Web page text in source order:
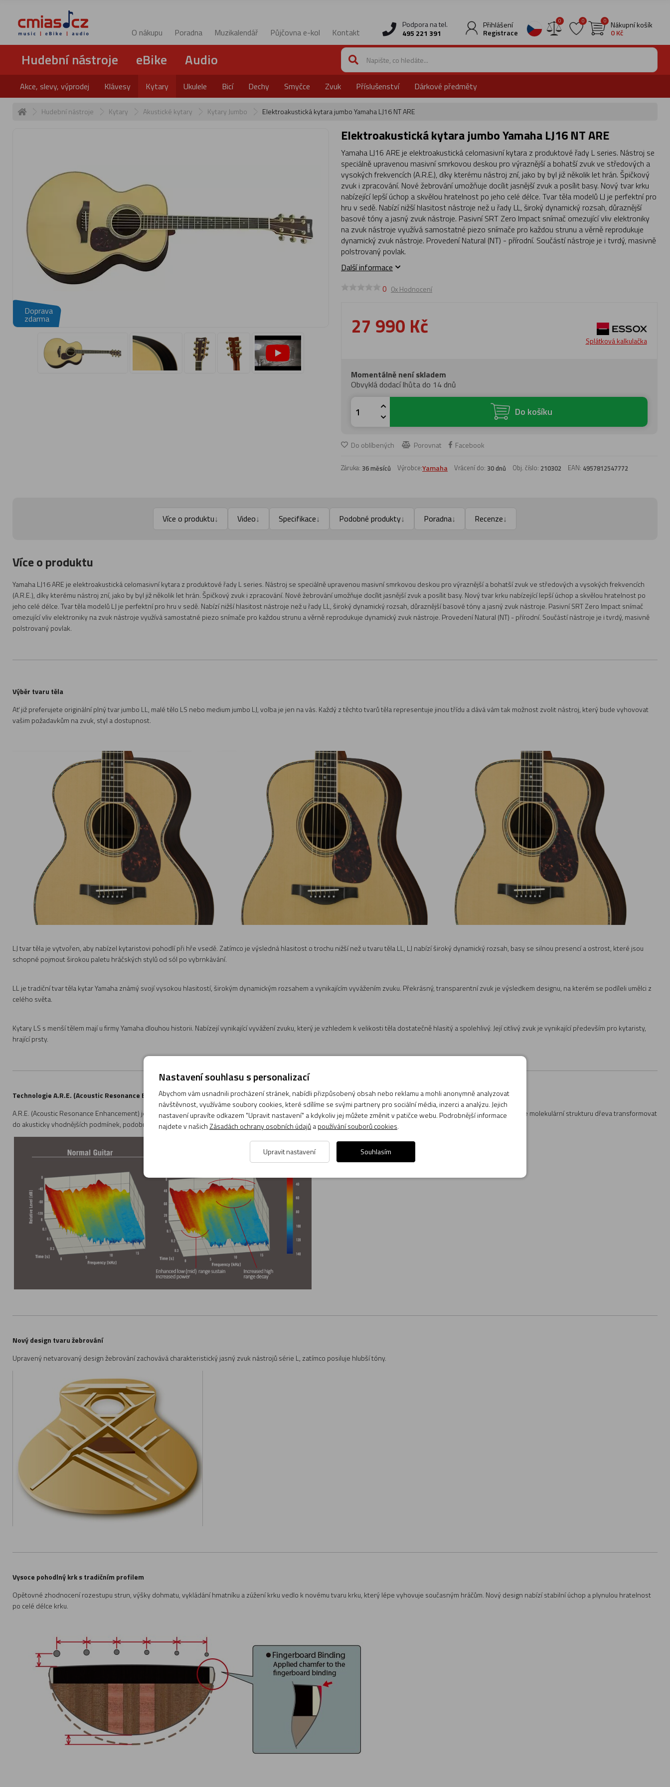
O nákupu Poradna Muzikalendář Půjčovna e-kol Kontakt
Podpora na tel.
495 221 391
Přihlášení
Registrace
0 0 Nákupní košík
0 Kč
0
Hudební nástroje eBike Audio
Akce, slevy, výprodej Klávesy Kytary Ukulele Bicí Dechy Smyčce Zvuk Příslušenství Dárkové předměty
Hudební nástroje Kytary Akustické kytary Kytary Jumbo Elektroakustická kytara jumbo Yamaha LJ16 NT ARE
Doprava
zdarma
Elektroakustická kytara jumbo Yamaha LJ16 NT ARE
Yamaha LJ16 ARE je elektroakustická celomasivní kytara z produktové řady L series. Nástroj se
speciálně upravenou masivní smrkovou deskou pro výraznější a bohatší zvuk ve středových a
vysokých frekvencích (A.R.E.), díky kterému nástroj zní, jako by byl již několik let hrán. Špičkový
zvuk i zpracování. Nové žebrování umožňuje docílit jasnější zvuk a posílit basy. Nový tvar krku
nabízející lepší úchop a skvělou hratelnost po jeho celé délce. Tvar těla modelů LJ je perfektní pro
hru v sedě. Nabízí nižší hlasitost nástroje než u řady LL, široký dynamický rozsah, důraznější
basové tóny a jasný zvuk nástroje. Pasivní SRT Zero Impact snímač omezující vliv elektroniky
na zvuk nástroje využívá samostatné piezo snímače pro každou strunu a věrně reprodukuje
dynamický zvuk nástroje. Provedení Natural (NT) - přírodní. Součástí nástroje je i tvrdý, masivně
polstrovaný povlak.
Další informace
0 0x Hodnocení
27 990 Kč
Splátková kalkulačka
Momentálně není skladem
Obvyklá dodací lhůta do 14 dnů
Do košíku
Do oblíbených Porovnat Facebook
Záruka: 36 měsíců Výrobce:Yamaha Vrácení do: 30 dnů Obj. číslo: 210302 EAN: 4957812547772
Více o produktu↓ Video↓ Specifikace↓ Podobné produkty↓ Poradna↓ Recenze↓
Více o produktu
Yamaha LJ16 ARE je elektroakustická celomasivní kytara z produktové řady L series. Nástroj se speciálně upravenou masivní smrkovou deskou pro výraznější a bohatší zvuk ve středových a vysokých frekvencích
(A.R.E.), díky kterému nástroj zní, jako by byl již několik let hrán. Špičkový zvuk i zpracování. Nové žebrování umožňuje docílit jasnější zvuk a posílit basy. Nový tvar krku nabízející lepší úchop a skvělou hratelnost po
jeho celé délce. Tvar těla modelů LJ je perfektní pro hru v sedě. Nabízí nižší hlasitost nástroje než u řady LL, široký dynamický rozsah, důraznější basové tóny a jasný zvuk nástroje. Pasivní SRT Zero Impact snímač
omezující vliv elektroniky na zvuk nástroje využívá samostatné piezo snímače pro každou strunu a věrně reprodukuje dynamický zvuk nástroje. Provedení Natural (NT) - přírodní. Součástí nástroje je i tvrdý, masivně
polstrovaný povlak.
Výběr tvaru těla
Ať již preferujete originální plný tvar jumbo LL, malé tělo LS nebo medium jumbo LJ, volba je jen na vás. Každý z těchto tvarů těla representuje jinou třídu a dává vám tak možnost zvolit nástroj, který bude vyhovovat
vašim požadavkům na zvuk, styl a dostupnost.
LJ tvar těla je vytvořen, aby nabízel kytaristovi pohodlí při hře vsedě. Zatímco je výsledná hlasitost o trochu nižší než u tvaru těla LL, LJ nabízí široký dynamický rozsah, basy se silnou presencí a ostrost, které jsou
schopné pojmout širokou paletu hráčských stylů od sól po vybrnkávání.
LL je tradiční tvar těla kytar Yamaha známý svojí vysokou hlasitostí, širokým dynamickým rozsahem a vynikajícím vyvážením zvuku. Překrásný, transparentní zvuk je výsledkem designu, na kterém se podíleli umělci z
celého světa.
Kytary LS s menší tělem mají u firmy Yamaha dlouhou historii. Nabízejí vynikající vyvážení zvuku, který je vzhledem k velikosti těla dostatečně hlasitý a spolehlivý. Její citlivý zvuk je vynikající především pro kytaristy,
hrající prsty.
Technologie A.R.E. (Acoustic Resonance Enhancement)
A.R.E. (Acoustic Resonance Enhancement) je originální technika ošetření dřeva vyvinutá firmou Yamaha. Díky přesnému ovládání teploty, vlhkosti a atmosférického tlaku, lze molekulární strukturu dřeva transformovat
do akusticky vhodnějších podmínek, podobných těm, které dřevo vykazuje po mnoha letech používání při hře.
Nový design tvaru žebrování
Upravený netvarovaný design žebrování zachovává charakteristický jasný zvuk nástrojů série L, zatímco posiluje hlubší tóny.
Vysoce pohodlný krk s tradičním profilem
Opětovné zhodnocení rozestupu strun, výšky dohmatu, vykládání hmatníku a zúžení krku vedlo k novému tvaru krku, který lépe vyhovuje současným hráčům. Nový design nabízí stabilní úchop a plynulou hratelnost
po celé délce krku.
Nastavení souhlasu s personalizací
Abychom vám usnadnili procházení stránek, nabídli přizpůsobený obsah nebo reklamu a mohli anonymně analyzovat
návštěvnost, využíváme soubory cookies, které sdílíme se svými partnery pro sociální média, inzerci a analýzu. Jejich
nastavení upravíte odkazem "Upravit nastavení" a kdykoliv jej můžete změnit v patičce webu. Podrobnější informace
najdete v našich Zásadách ochrany osobních údajůapoužívání souborů cookies.
Upravit nastavení Souhlasím